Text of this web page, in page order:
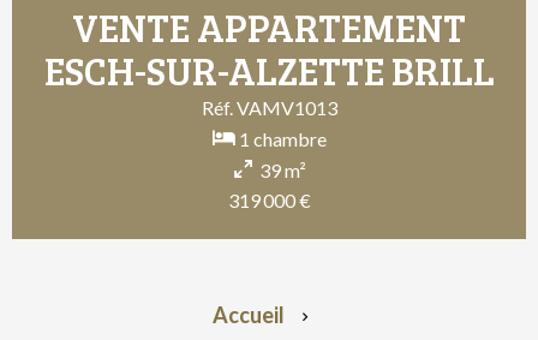
VENTE APPARTEMENT
ESCH-SUR-ALZETTE BRILL
Réf. VAMV1013
1 chambre
39 m²
319 000 €
Accueil